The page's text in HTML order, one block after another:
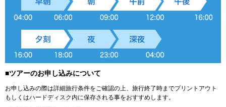
■ツアーのお申し込みについて
お申し込みの際は詳細旅行条件をご確認の上、旅行終了時までプリントアウト
もしくはハードディスク内に保存される事をおすすめします。